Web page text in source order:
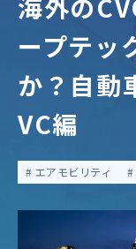
海外の
ープテッ
か？自動
VC編
エアモビリティ